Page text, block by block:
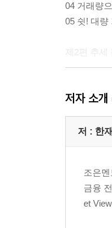
04 거래량
05 쉿! 대량
07 추세대
08 추세를
09 이럴 때
제3편 캔
11 캔들의
저자 소개
저 : 한
조은
금융
et